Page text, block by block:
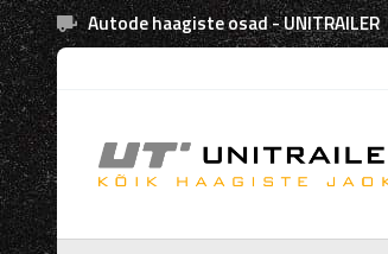
Autode haagiste osad - UNITRAILER